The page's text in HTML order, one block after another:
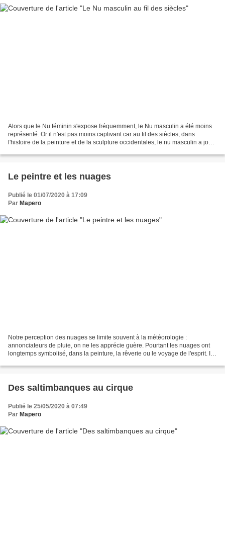
Alors que le Nu féminin s'expose fréquemment, le Nu masculin a été moins
représenté. Or il n'est pas moins captivant car au fil des siècles, dans
l'histoire de la peinture et de la sculpture occidentales, le nu masculin a joué
Le peintre et les nuages
Publié le 01/07/2020 à 17:09
Par Mapero
Notre perception des nuages se limite souvent à la météorologie :
annonciateurs de pluie, on ne les apprécie guère. Pourtant les nuages ont
longtemps symbolisé, dans la peinture, la rêverie ou le voyage de l'esprit. Ils
Des saltimbanques au cirque
Publié le 25/05/2020 à 07:49
Par Mapero